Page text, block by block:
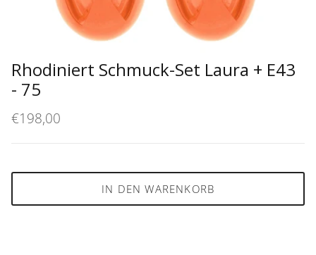
Rhodiniert Schmuck-Set Laura + E43
- 75
€198,00
IN DEN WARENKORB